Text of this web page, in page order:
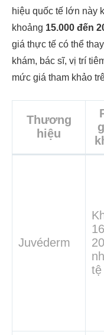
hiệu quốc tế lớn này
khoảng 15.000 đến
giá thực tế có thể
khám, bác sĩ, vị trí
mức giá tham khảo
Thương
hiệu
Juvéderm
tệ